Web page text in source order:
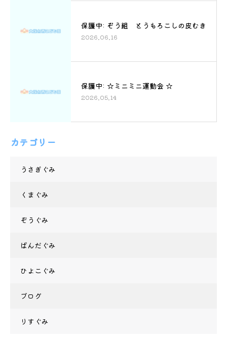
保護中: ぞう組 とうもろこしの皮むき
2026.06.16
保護中: ☆ミニミニ運動会 ☆
2026.05.14
カテゴリー
うさぎぐみ
くまぐみ
ぞうぐみ
ぱんだぐみ
ひよこぐみ
ブログ
りすぐみ